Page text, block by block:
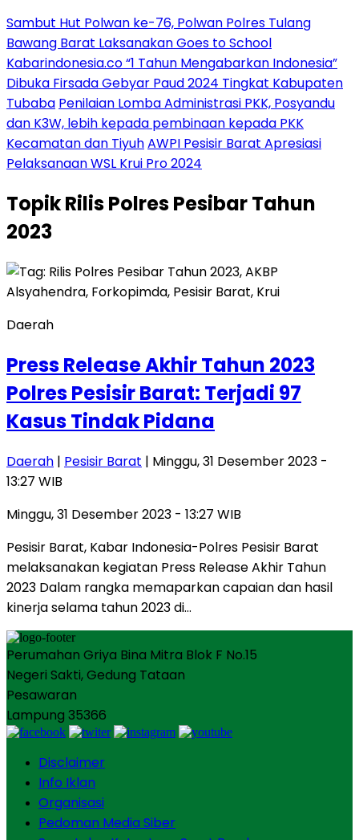
Sambut Hut Polwan ke-76, Polwan Polres Tulang
Bawang Barat Laksanakan Goes to School
Kabarindonesia.co “1 Tahun Mengabarkan Indonesia”
Dibuka Firsada Gebyar Paud 2024 Tingkat Kabupaten
Tubaba Penilaian Lomba Administrasi PKK, Posyandu
dan K3W, lebih kepada pembinaan kepada PKK
Kecamatan dan TiyuhAWPI Pesisir Barat Apresiasi
Pelaksanaan WSL Krui Pro 2024
TopikRilis Polres Pesibar Tahun
2023
Daerah
Press Release Akhir Tahun 2023
Polres Pesisir Barat: Terjadi 97
Kasus Tindak Pidana
Daerah | Pesisir Barat | Minggu, 31 Desember 2023 -
13:27 WIB
Minggu, 31 Desember 2023 - 13:27 WIB
Pesisir Barat, Kabar Indonesia-Polres Pesisir Barat
melaksanakan kegiatan Press Release Akhir Tahun
2023 Dalam rangka memaparkan capaian dan hasil
kinerja selama tahun 2023 di…
Perumahan Griya Bina Mitra Blok F No.15
Negeri Sakti, Gedung Tataan
Pesawaran
Lampung 35366
Disclaimer
Info Iklan
Organisasi
Pedoman Media Siber